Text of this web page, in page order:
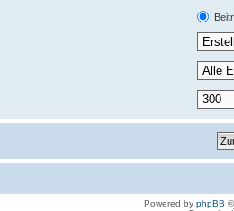
Powered by phpBB